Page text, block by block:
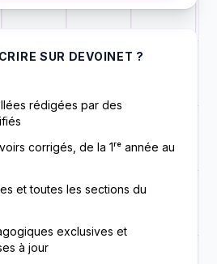
SUR DEVOINET ?
rédigées par des
corrigés, de la 1ʳᵉ année au
et toutes les sections du
exclusives et
à jour